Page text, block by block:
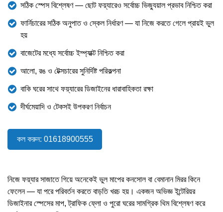
সঠিক স্পেস বিশ্লেষণ — ছোট ফয়্যারেও সর্বোচ্চ ভিজ্যুয়াল প্রভাব নিশ্চিত করা
ফার্নিচারের সঠিক অনুপাত ও স্কেল নির্ধারণ — যা নিজে করতে গেলে প্রায়ই ভুল
হয়
বাজেটের মধ্যে সর্বোচ্চ ইম্প্যাক্ট নিশ্চিত করা
আলো, রঙ ও টেক্সচারের সুনির্দিষ্ট পরিকল্পনা
বাকি ঘরের সাথে ফয়্যারের ডিজাইনের ধারাবাহিকতা রক্ষা
দীর্ঘমেয়াদি ও টেকসই উপকরণ নির্বাচন
কল করুন: 01618900555
নিজে ফয়্যার সাজাতে গিয়ে অনেকেই ভুল মাপের কনসোল বা বেমানান মিরর কিনে
ফেলেন — যা পরে পরিবর্তন করতে বাড়তি খরচ হয়। একজন অভিজ্ঞ ইন্টেরিয়র
ডিজাইনার স্পেসের মাপ, ট্রাফিক ফ্লো ও পুরো ঘরের সামগ্রিক থিম বিশ্লেষণ করে